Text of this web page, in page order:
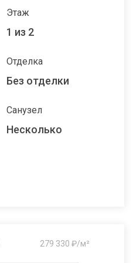
Этаж
1 из 2
Отделка
Без отделки
Санузел
Несколько
279 330 ₽/м²